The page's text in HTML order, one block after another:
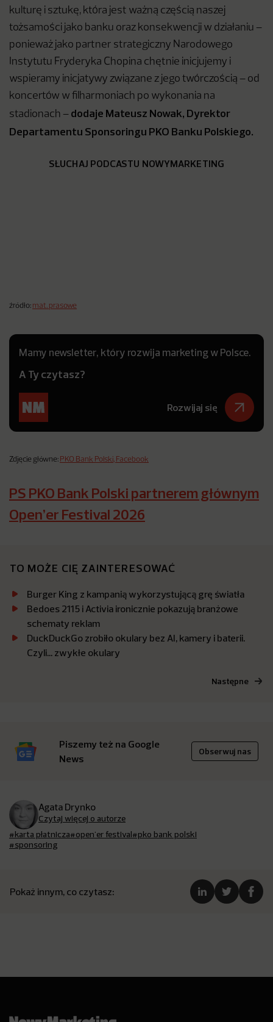
kulturę i sztukę, która jest ważną częścią naszej
tożsamości jako banku oraz konsekwencji w działaniu –
ponieważ jako partner strategiczny Narodowego
Instytutu Fryderyka Chopina chętnie inicjujemy i
wspieramy inicjatywy związane z jego twórczością – od
koncertów w filharmoniach po wykonania na
stadionach – dodaje Mateusz Nowak, Dyrektor
Departamentu Sponsoringu PKO Banku Polskiego.
SŁUCHAJ PODCASTU NOWYMARKETING
źródło: mat. prasowe
Mamy newsletter, który rozwija marketing w Polsce.
A Ty czytasz?
Rozwijaj się
Zdjęcie główne: PKO Bank Polski, Facebook
PS PKO Bank Polski partnerem głównym
Open’er Festival 2026
TO MOŻE CIĘ ZAINTERESOWAĆ
Burger King z kampanią wykorzystującą grę światła
Bedoes 2115 i Activia ironicznie pokazują branżowe
schematy reklam
DuckDuckGo zrobiło okulary bez AI, kamery i baterii.
Czyli… zwykłe okulary
Następne
Piszemy też na Google
News
Obserwuj nas
Agata Drynko
Czytaj więcej o autorze
#karta płatnicza#open'er festival#pko bank polski
#sponsoring
Pokaż innym, co czytasz: